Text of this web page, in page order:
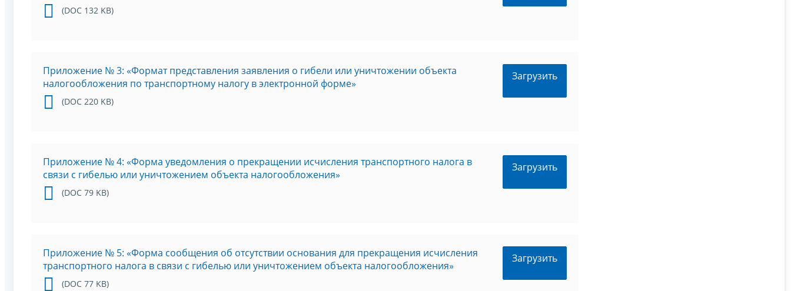
(DOC 132 KB)
Приложение № 3: «Формат представления заявления о гибели или уничтожении объекта
налогообложения по транспортному налогу в электронной форме»
(DOC 220 KB)
Загрузить
Приложение № 4: «Форма уведомления о прекращении исчисления транспортного налога в
связи с гибелью или уничтожением объекта налогообложения»
(DOC 79 KB)
Загрузить
Приложение № 5: «Форма сообщения об отсутствии основания для прекращения исчисления
транспортного налога в связи с гибелью или уничтожением объекта налогообложения»
(DOC 77 KB)
Загрузить